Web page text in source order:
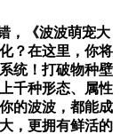
，《波波萌宠大
？在这里，你将
统！打破物种壁
千种形态、属性
的波波，都能成
，更拥有鲜活的